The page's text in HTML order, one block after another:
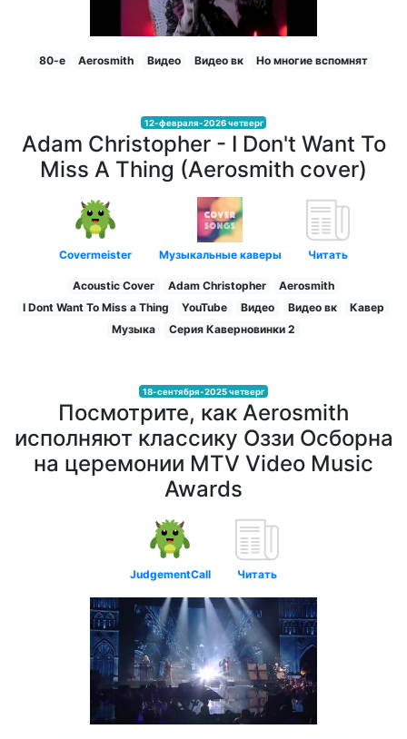
80-е Aerosmith Видео Видео вк Но многие вспомнят
12-февраля-2026 четверг
Adam Christopher - I Don't Want To
Miss A Thing (Aerosmith cover)
Covermeister Музыкальные каверы Читать
Acoustic Cover Adam Christopher
Aerosmith
I Dont Want To Miss a Thing
YouTube Видео Видео вк
Кавер
Музыка
Серия Каверновинки 2
18-сентября-2025 четверг
Посмотрите, как Aerosmith
исполняют классику Оззи Осборна
на церемонии MTV Video Music
Awards
JudgementCall Читать